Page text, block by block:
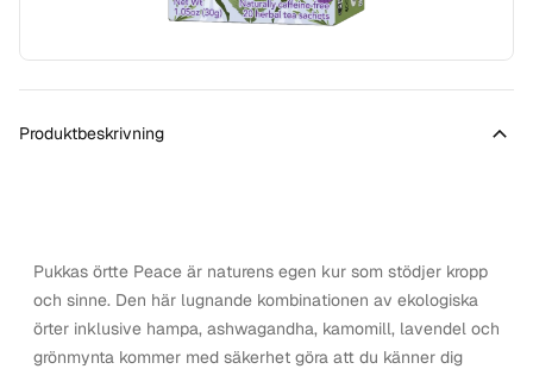
Produktbeskrivning
Pukkas örtte Peace är naturens egen kur som stödjer kropp
och sinne. Den här lugnande kombinationen av ekologiska
örter inklusive hampa, ashwagandha, kamomill, lavendel och
grönmynta kommer med säkerhet göra att du känner dig